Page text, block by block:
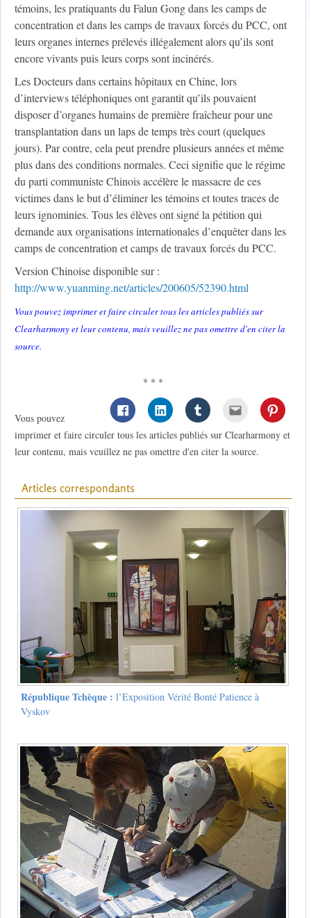
témoins, les pratiquants du Falun Gong dans les camps de
concentration et dans les camps de travaux forcés du PCC, ont
leurs organes internes prélevés illégalement alors qu’ils sont
encore vivants puis leurs corps sont incinérés.
Les Docteurs dans certains hôpitaux en Chine, lors
d’interviews téléphoniques ont garantit qu’ils pouvaient
disposer d’organes humains de première fraîcheur pour une
transplantation dans un laps de temps très court (quelques
jours). Par contre, cela peut prendre plusieurs années et même
plus dans des conditions normales. Ceci signifie que le régime
du parti communiste Chinois accélère le massacre de ces
victimes dans le but d’éliminer les témoins et toutes traces de
leurs ignominies. Tous les élèves ont signé la pétition qui
demande aux organisations internationales d’enquêter dans les
camps de concentration et camps de travaux forcés du PCC.
Version Chinoise disponible sur :
http://www.yuanming.net/articles/200605/52390.html
Vous pouvez imprimer et faire circuler tous les articles publiés sur
Clearharmony et leur contenu, mais veuillez ne pas omettre d'en citer la
source.
* * *
Vous pouvez
imprimer et faire circuler tous les articles publiés sur Clearharmony et
leur contenu, mais veuillez ne pas omettre d'en citer la source.
Articles correspondants
République Tchèque : l’Exposition Vérité Bonté Patience à
Vyskov